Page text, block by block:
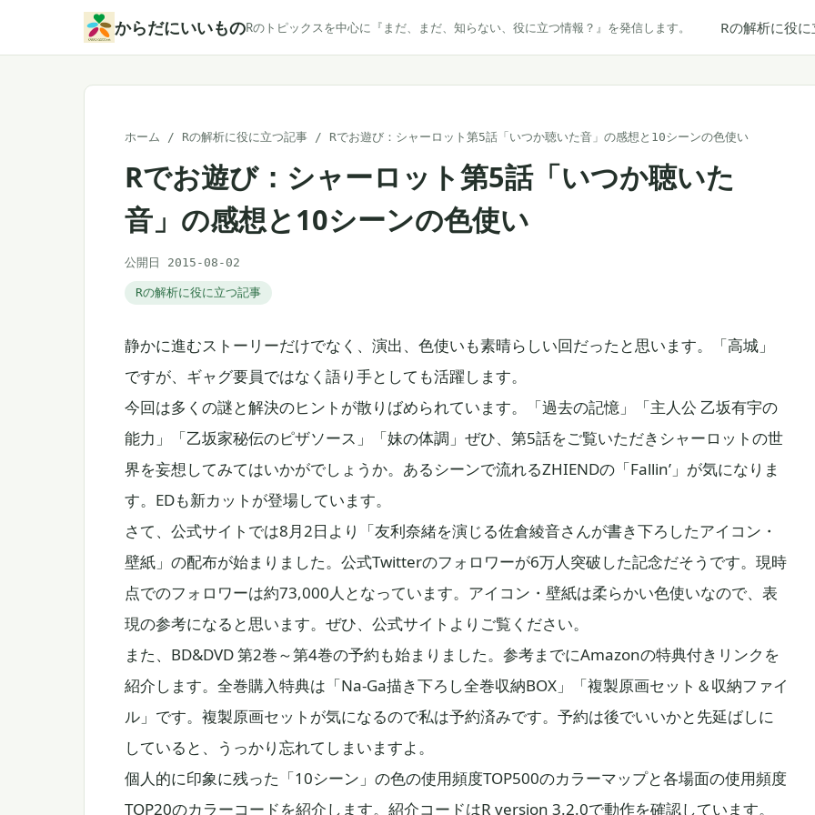
からだにいいものRのトピックスを中心に『まだ、まだ、知らない、役に立つ情報？』を発信します。 Rの解析に役
ホーム / Rの解析に役に立つ記事 / Rでお遊び：シャーロット第5話「いつか聴いた音」の感想と10シーンの色使い
Rでお遊び：シャーロット第5話「いつか聴いた
音」の感想と10シーンの色使い
公開日 2015-08-02
Rの解析に役に立つ記事
静かに進むストーリーだけでなく、演出、色使いも素晴らしい回だったと思います。「高城」
ですが、ギャグ要員ではなく語り手としても活躍します。
今回は多くの謎と解決のヒントが散りばめられています。「過去の記憶」「主人公 乙坂有宇の
能力」「乙坂家秘伝のピザソース」「妹の体調」ぜひ、第5話をご覧いただきシャーロットの世
界を妄想してみてはいかがでしょうか。あるシーンで流れるZHIENDの「Fallin’」が気になりま
す。EDも新カットが登場しています。
さて、公式サイトでは8月2日より「友利奈緒を演じる佐倉綾音さんが書き下ろしたアイコン・
壁紙」の配布が始まりました。公式Twitterのフォロワーが6万人突破した記念だそうです。現時
点でのフォロワーは約73,000人となっています。アイコン・壁紙は柔らかい色使いなので、表
現の参考になると思います。ぜひ、公式サイトよりご覧ください。
また、BD&DVD 第2巻～第4巻の予約も始まりました。参考までにAmazonの特典付きリンクを
紹介します。全巻購入特典は「Na-Ga描き下ろし全巻収納BOX」「複製原画セット＆収納ファイ
ル」です。複製原画セットが気になるので私は予約済みです。予約は後でいいかと先延ばしに
していると、うっかり忘れてしまいますよ。
個人的に印象に残った「10シーン」の色の使用頻度TOP500のカラーマップと各場面の使用頻度
TOP20のカラーコードを紹介します。紹介コードはR version 3.2.0で動作を確認しています。